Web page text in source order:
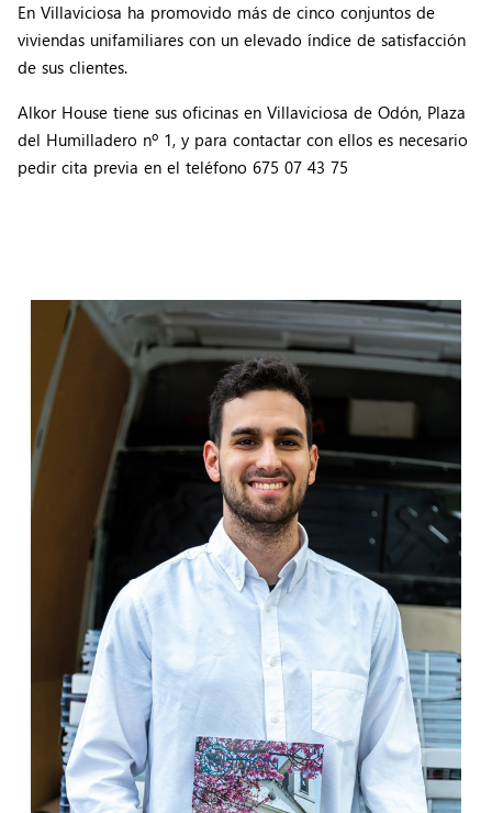
En Villaviciosa ha promovido más de cinco conjuntos de
viviendas unifamiliares con un elevado índice de satisfacción
de sus clientes.
Alkor House tiene sus oficinas en Villaviciosa de Odón, Plaza
del Humilladero nº 1, y para contactar con ellos es necesario
pedir cita previa en el teléfono 675 07 43 75